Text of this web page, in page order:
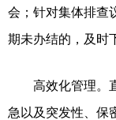
会；针对集体排查
期未办结的，及时
高效化管理。直
急以及突发性、保